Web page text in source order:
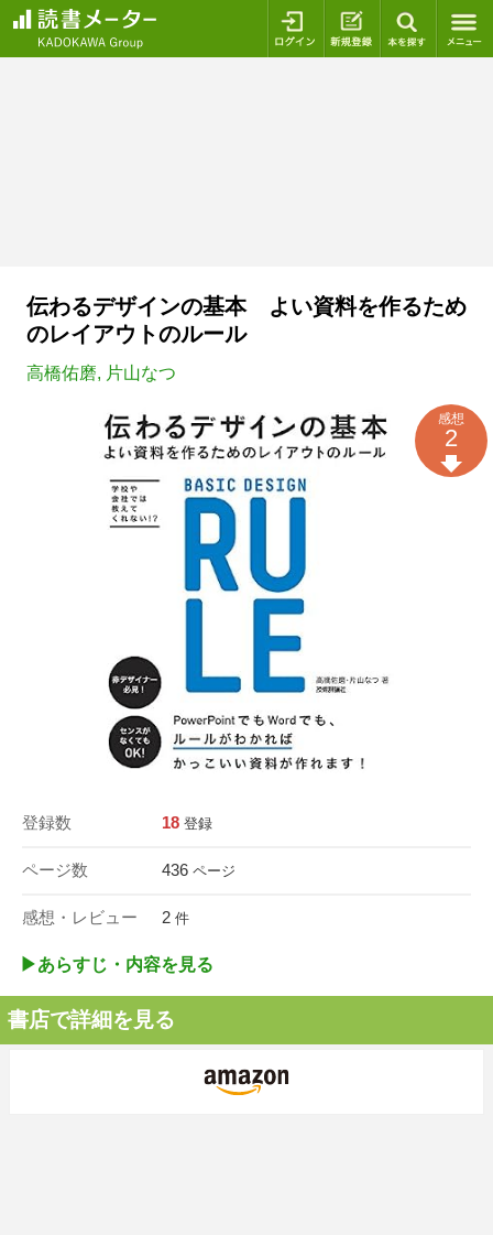
ログイン 新規登録
伝わるデザインの基本 よい資料を作るため
のレイアウトのルール
高橋佑磨, 片山なつ
登録数 18 登録
ページ数 436 ページ
感想・レビュー 2 件
感想
2
▶︎あらすじ・内容を見る
書店で詳細を見る